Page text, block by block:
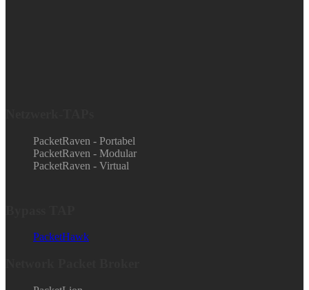
PacketRaven - Portabel
PacketRaven - Modular
PacketRaven - Virtual
PacketHawk